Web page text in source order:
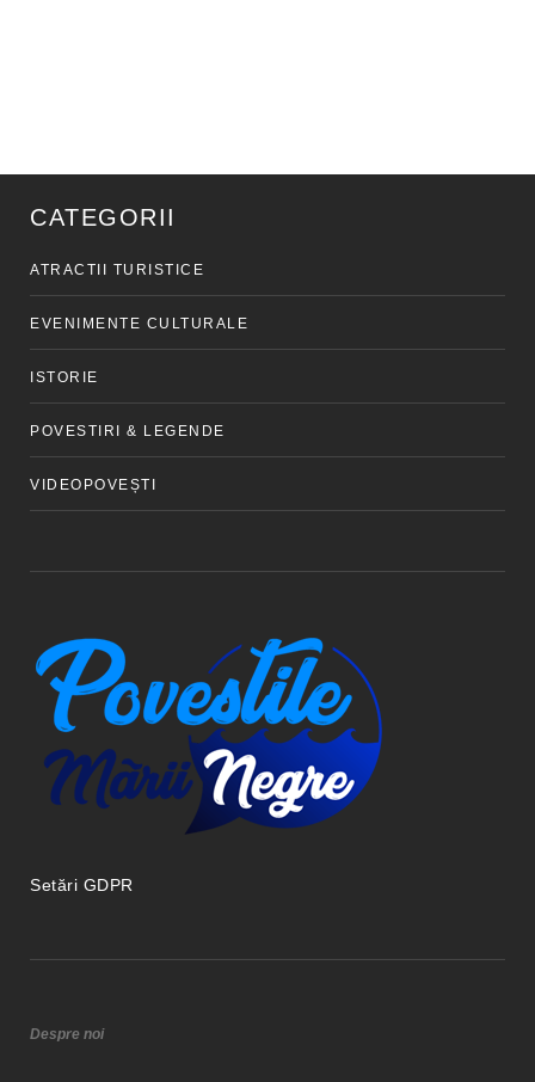
CATEGORII
ATRACTII TURISTICE
EVENIMENTE CULTURALE
ISTORIE
POVESTIRI & LEGENDE
VIDEOPOVEȘTI
Setări GDPR
Despre noi